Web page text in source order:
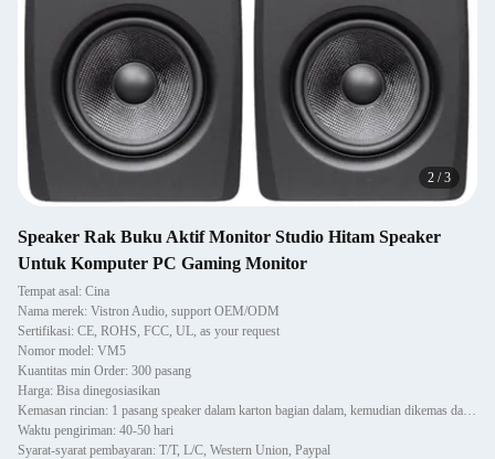
2 /3
Speaker Rak Buku Aktif Monitor Studio Hitam Speaker
Untuk Komputer PC Gaming Monitor
Tempat asal: Cina
Nama merek: Vistron Audio, support OEM/ODM
Sertifikasi: CE, ROHS, FCC, UL, as your request
Nomor model: VM5
Kuantitas min Order: 300 pasang
Harga: Bisa dinegosiasikan
Kemasan rincian: 1 pasang speaker dalam karton bagian dalam, kemudian dikemas dalam karton.
Waktu pengiriman: 40-50 hari
Syarat-syarat pembayaran: T/T, L/C, Western Union, Paypal